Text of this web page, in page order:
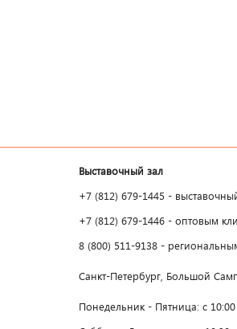
Выставочный зал
+7 (812) 679-1445 -
+7 (812) 679-1446 - оптовым
8 (800) 511-9138 -
Санкт-Петербург, Большой
Понедельник - Пятница: с